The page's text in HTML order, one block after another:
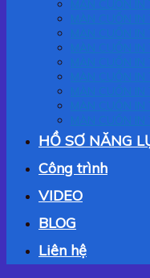
HỒ SƠ NĂNG
Công trình
VIDEO
BLOG
Liên hệ